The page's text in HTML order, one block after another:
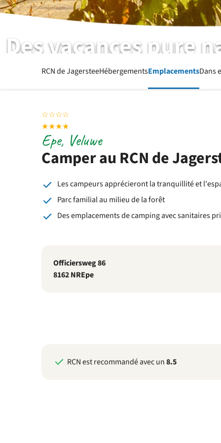
Des vacances pure
RCN de Jagerstee | Veluwe | Epe
RCN de JagersteeHébergementsEmplacementsDans
☆☆☆☆
★★★★
Camper au RCN de
Epe, Veluwe
Les campeurs apprécieront la tranquillité et
Parc familial au milieu de la forêt
Des emplacements de camping avec sanitaires
Officiersweg 86
8162 NREpe
RCN est recommandé avec un8.5